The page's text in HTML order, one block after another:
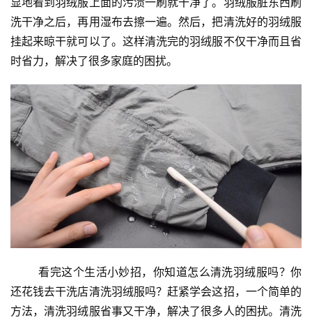
投
每
日
好
诗
洗干净之后，再用湿布去擦一遍。然后，把清洗好的羽绒服
挂起来晾干就可以了。这样清洗完的羽绒服不仅干净而且省
时省力，解决了很多家庭的困扰。
	看完这个生活小妙招，你知道怎么清洗羽绒服吗？你
还花钱去干洗店清洗羽绒服吗？赶紧学会这招，一个简单的
方法，清洗羽绒服省事又干净，解决了很多人的困扰。清洗